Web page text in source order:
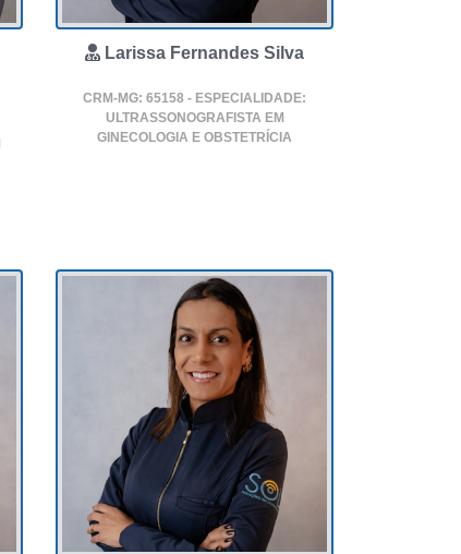
Larissa Fernandes Silva
CRM-MG: 65158 - ESPECIALIDADE:
ULTRASSONOGRAFISTA EM
GINECOLOGIA E OBSTETRÍCIA